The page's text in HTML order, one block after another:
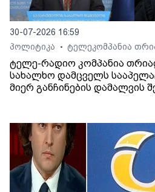
30-07-2026 16:59
პოლიტიკა
• ტელეკომპანია
ტელე-რადიო კომპანია
სახალხო დამცველს
მიერ განჩინების დამალვის